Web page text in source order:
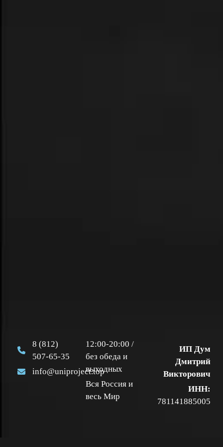
8 (812)
507-65-35
info@uniproject.top
12:00-20:00 /
без обеда и
выходных
Вся Россия и
весь Мир
ИП Дум
Дмитрий
Викторович
ИНН:
781141885005